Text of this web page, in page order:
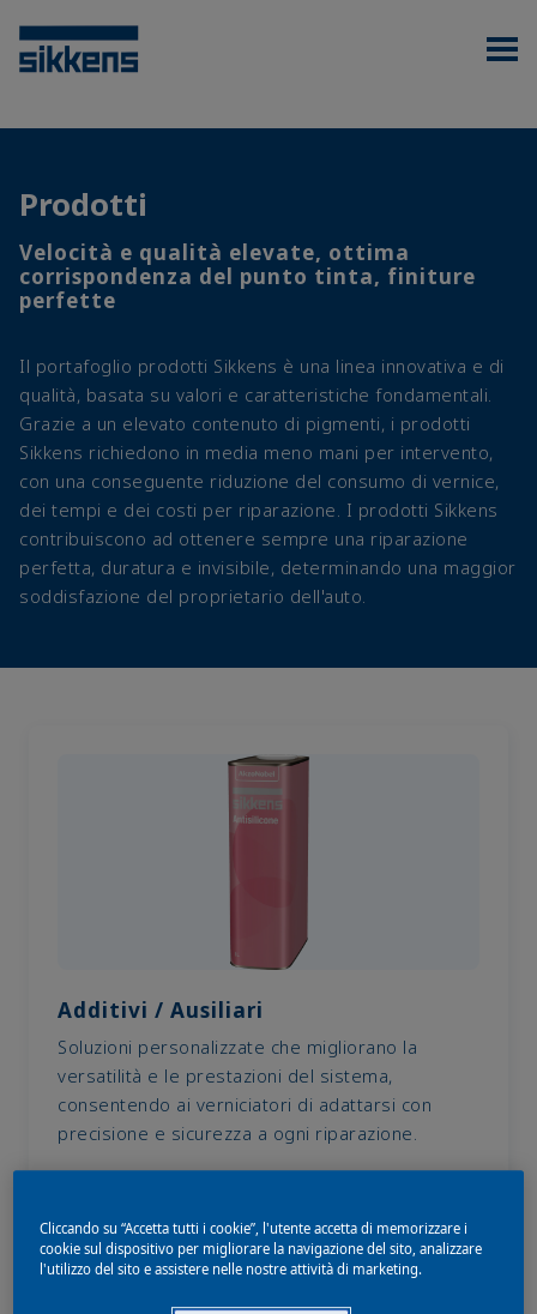
Prodotti
Velocità e qualità elevate, ottima
corrispondenza del punto tinta, finiture
perfette
Il portafoglio prodotti Sikkens è una linea innovativa e di
qualità, basata su valori e caratteristiche fondamentali.
Grazie a un elevato contenuto di pigmenti, i prodotti
Sikkens richiedono in media meno mani per intervento,
con una conseguente riduzione del consumo di vernice,
dei tempi e dei costi per riparazione. I prodotti Sikkens
contribuiscono ad ottenere sempre una riparazione
perfetta, duratura e invisibile, determinando una maggior
soddisfazione del proprietario dell'auto.
Additivi / Ausiliari
Soluzioni personalizzate che migliorano la
versatilità e le prestazioni del sistema,
consentendo ai verniciatori di adattarsi con
precisione e sicurezza a ogni riparazione.
Cliccando su “Accetta tutti i cookie”, l'utente accetta di memorizzare i
cookie sul dispositivo per migliorare la navigazione del sito, analizzare
l'utilizzo del sito e assistere nelle nostre attività di marketing.